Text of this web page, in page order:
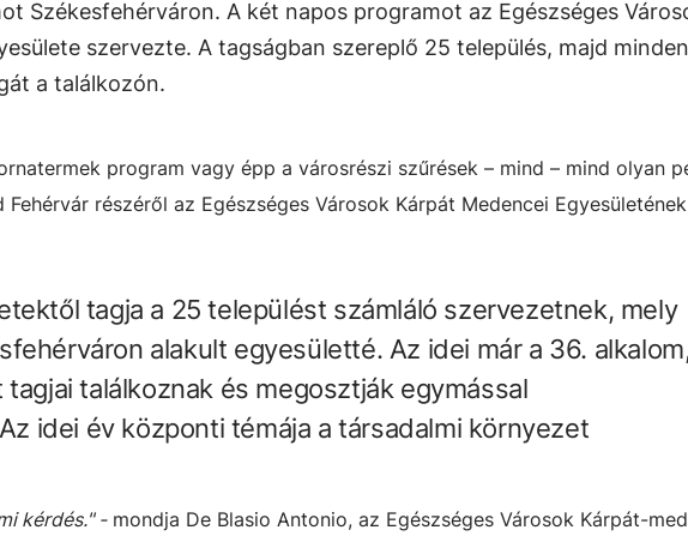
Székesfehérváron. A két napos programot az Egészséges
szervezte. A tagságban szereplő 25 település, majd minden
a találkozón.
program vagy épp a városrészi szűrések – mind – mind olyan
részéről az Egészséges Városok Kárpát Medencei
tagja a 25 települést számláló szervezetnek, mely
alakult egyesületté. Az idei már a 36.
találkoznak és megosztják egymással
idei év központi témája a társadalmi környezet
kérdés." -mondja De Blasio Antonio, az Egészséges Városok Kárpát-